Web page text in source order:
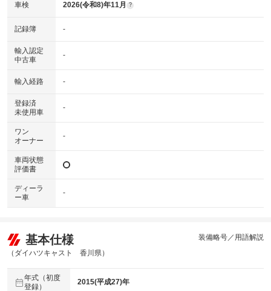
車検 2026(令和8)年11月 ?
記録簿 -
輸入認定
中古車
-
輸入経路 -
登録済
未使用車
-
ワン
オーナー
-
車両状態
評価書
ディーラ
ー車
-
基本仕様
（ダイハツキャスト 香川県）
装備略号／用語解説
年式（初度
登録）
2015(平成27)年